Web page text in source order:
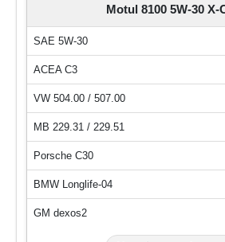
Motul 8100 5W-30 X-
SAE 5W-30
ACEA C3
VW 504.00 / 507.00
MB 229.31 / 229.51
Porsche C30
BMW Longlife-04
GM dexos2